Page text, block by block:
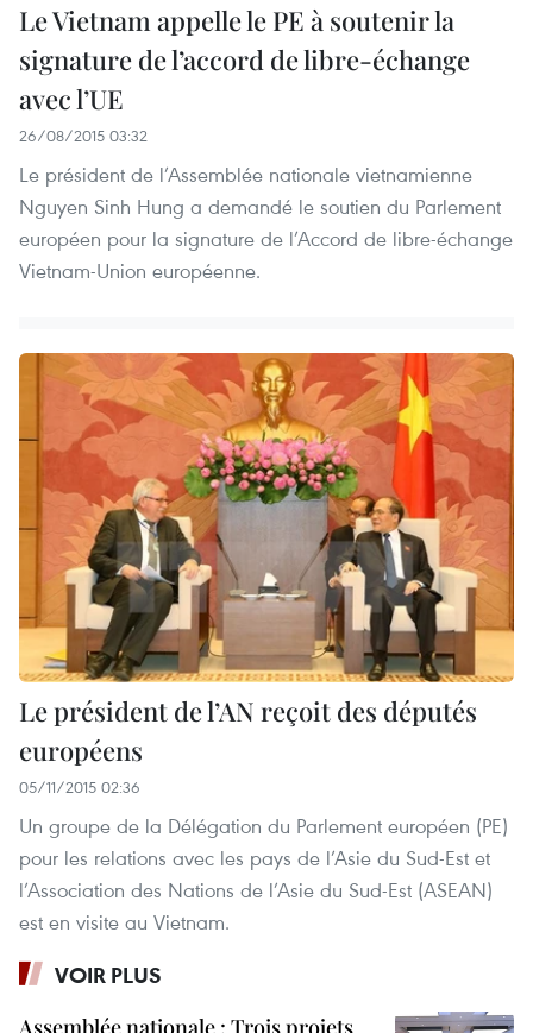
Le Vietnam appelle le PE à soutenir la
signature de l’accord de libre-échange
avec l’UE
26/08/2015 03:32
Le président de l’Assemblée nationale vietnamienne
Nguyen Sinh Hung a demandé le soutien du Parlement
européen pour la signature de l’Accord de libre-échange
Vietnam-Union européenne.
Le président de l’AN reçoit des députés
européens
05/11/2015 02:36
Un groupe de la Délégation du Parlement européen (PE)
pour les relations avec les pays de l’Asie du Sud-Est et
l’Association des Nations de l’Asie du Sud-Est (ASEAN)
est en visite au Vietnam.
VOIR PLUS
Assemblée nationale : Trois projets